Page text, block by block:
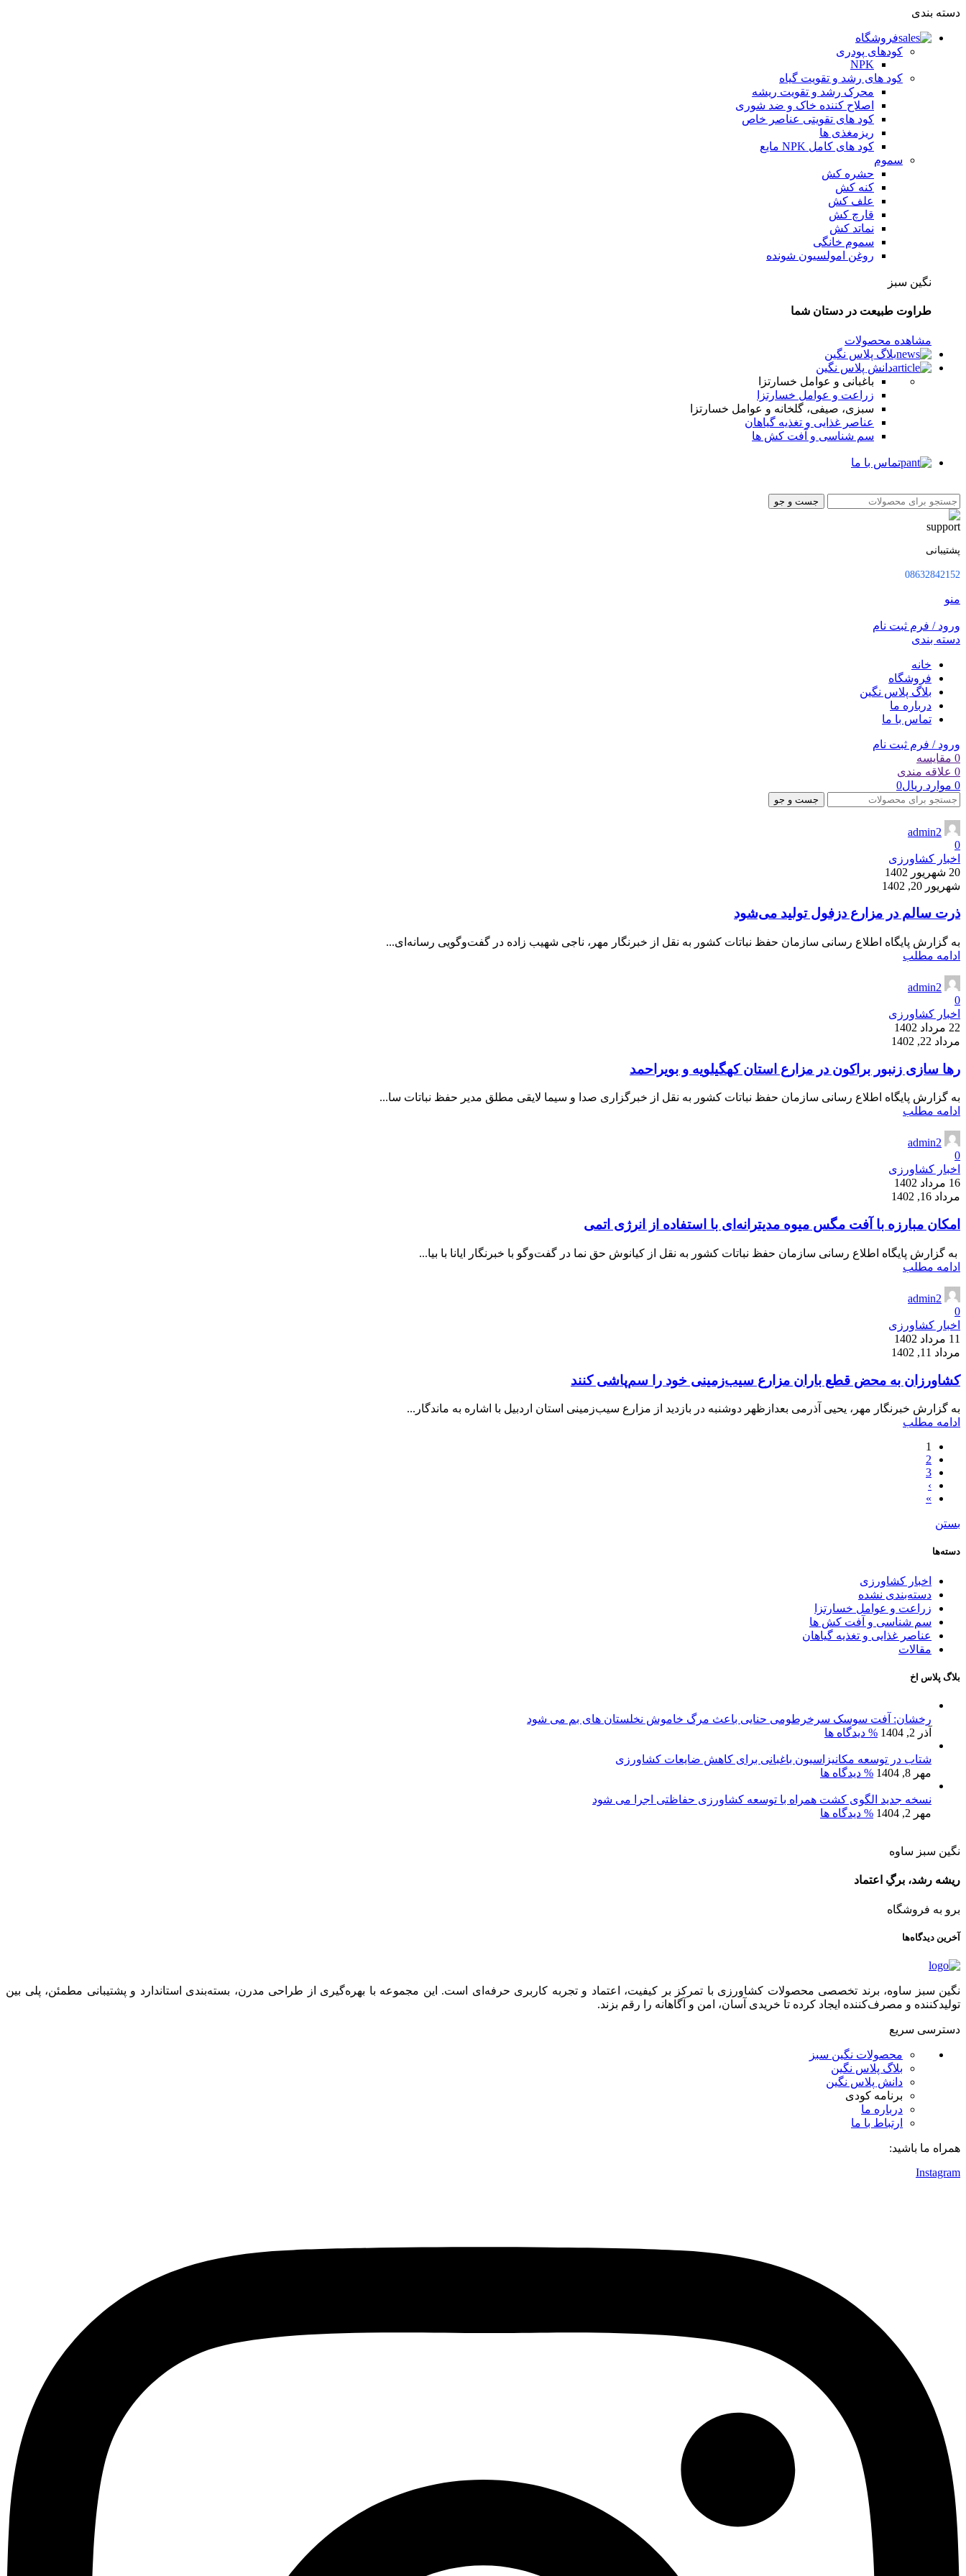
دسته بندی
فروشگاه
کودهای پودری
NPK
کود های رشد و تقویت گیاه
محرک رشد و تقویت ریشه
اصلاح کننده خاک و ضد شوری
کود های تقویتی عناصر خاص
ریزمغذی ها
کود های کامل NPK مایع
سموم
حشره کش
کنه کش
علف کش
قارچ کش
نماتد کش
سموم خانگی
روغن امولسیون شونده
نگین سبز
طراوت طبیعت در دستان شما
مشاهده محصولات
بلاگ پلاس نگین
دانش پلاس نگین
باغبانی و عوامل خسارتزا
زراعت و عوامل خسارتزا
سبزی، صیفی، گلخانه و عوامل خسارتزا
عناصر غذایی و تغذیه گیاهان
سم شناسی و آفت کش ها
تماس با ما
جست و جو
پشتیبانی
08632842152
منو
ورود / فرم ثبت نام
دسته بندی
خانه
فروشگاه
بلاگ پلاس نگین
درباره ما
تماس با ما
ورود / فرم ثبت نام
0 مقایسه
0 علاقه مندی
0 موارد ریال0
جست و جو
admin2
0
اخبار کشاورزی
20 شهریور 1402
شهریور 20, 1402
ذرت سالم در مزارع دزفول تولید می‌شود
به گزارش پایگاه اطلاع رسانی سازمان حفظ نباتات کشور به نقل از خبرنگار مهر، ناجی شهیب زاده در گفت‌وگویی رسانه‌ای...
ادامه مطلب
admin2
0
اخبار کشاورزی
22 مرداد 1402
مرداد 22, 1402
رها سازی زنبور براكون در مزارع استان كهگیلویه و بویراحمد
به گزارش پایگاه اطلاع رسانی سازمان حفظ نباتات کشور به نقل از خبرگزاری صدا و سیما لایقی مطلق مدیر حفظ نباتات سا...
ادامه مطلب
admin2
0
اخبار کشاورزی
16 مرداد 1402
مرداد 16, 1402
امكان مبارزه با آفت مگس میوه مدیترانه‌ای با استفاده از انرژی اتمی
به گزارش پايگاه اطلاع رسانی سازمان حفظ نباتات کشور به نقل از کیانوش حق نما در گفت‌وگو با خبرنگار ایانا با بیا...
ادامه مطلب
admin2
0
اخبار کشاورزی
11 مرداد 1402
مرداد 11, 1402
کشاورزان به محض قطع باران مزارع سیب‌زمینی خود را سم‌پاشی کنند
به گزارش خبرنگار مهر، یحیی آذرمی بعدازظهر دوشنبه در بازدید از مزارع سیب‌زمینی استان اردبیل با اشاره به ماندگار...
ادامه مطلب
1
2
3
›
»
بستن
دسته‌ها
اخبار کشاورزی
دسته‌بندی نشده
زراعت و عوامل خسارتزا
سم شناسی و آفت کش ها
عناصر غذایی و تغذیه گیاهان
مقالات
بلاگ پلاس اخ
رخشان: آفت سوسک سرخرطومی حنایی باعث مرگ خاموش نخلستان های بم می شود
آذر 2, 1404
% دیدگاه ها
شتاب در توسعه مکانیزاسیون باغبانی برای کاهش ضایعات کشاورزی
مهر 8, 1404
% دیدگاه ها
نسخه جدید الگوی کشت همراه با توسعه کشاورزی حفاظتی اجرا می شود
مهر 2, 1404
% دیدگاه ها
نگین سبز ساوه
ریشه رشد، برگِ اعتماد
برو به فروشگاه
آخرین دیدگاه‌ها
نگین سبز ساوه، برند تخصصی محصولات کشاورزی با تمرکز بر کیفیت، اعتماد و تجربه کاربری حرفه‌ای است. این مجموعه با بهره‌گیری از طراحی مدرن، بسته‌بندی استاندارد و پشتیبانی مطمئن، پلی بین
تولیدکننده و مصرف‌کننده ایجاد کرده تا خریدی آسان، امن و آگاهانه را رقم بزند.
دسترسی سریع
محصولات نگین سبز
بلاگ پلاس نگین
دانش پلاس نگین
برنامه کودی
درباره ما
ارتباط با ما
همراه ما باشید:
Instagram